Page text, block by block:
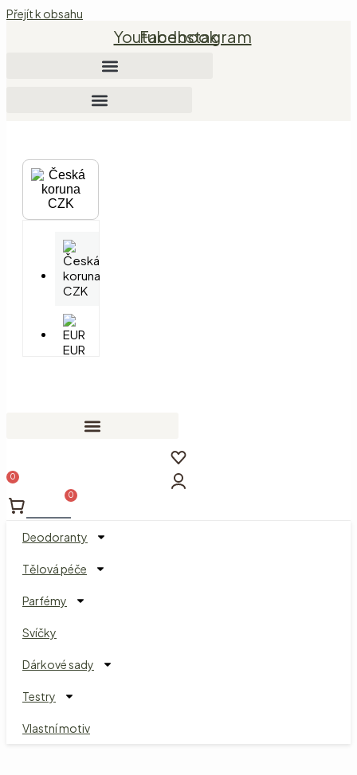
Přejít k obsahu
Youtube
Facebook
Instagram
CZK
CZK
EUR
0
Cart
Deodoranty
Tělová péče
Parfémy
Svíčky
Dárkové sady
Testry
Vlastní motiv